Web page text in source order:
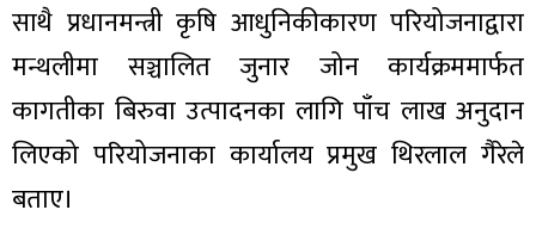
साथै प्रधानमन्त्री कृषि आधुनिकीकारण परियोजनाद्वारा
मन्थलीमा सञ्चालित जुनार जोन कार्यक्रममार्फत
कागतीका बिरुवा उत्पादनका लागि पाँच लाख अनुदान
लिएको परियोजनाका कार्यालय प्रमुख थिरलाल गैरेले
बताए।